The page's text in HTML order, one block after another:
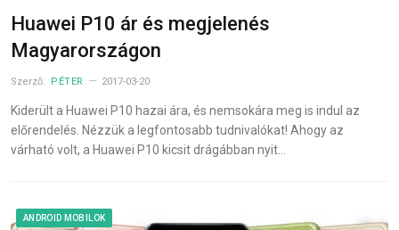
Huawei P10 ár és megjelenés
Magyarországon
Szerző: PÉTER 2017-03-20
Kiderült a Huawei P10 hazai ára, és nemsokára meg is indul az
előrendelés. Nézzük a legfontosabb tudnivalókat! Ahogy az
várható volt, a Huawei P10 kicsit drágábban nyit…
ANDROID MOBILOK